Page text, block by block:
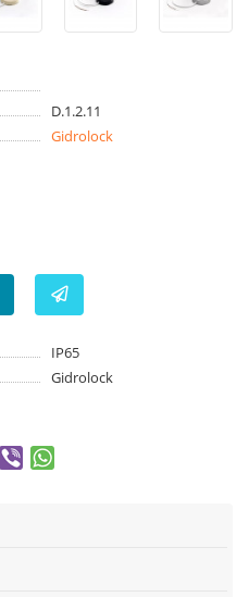
D.1.2.11
Gidrolock
IP65
Gidrolock